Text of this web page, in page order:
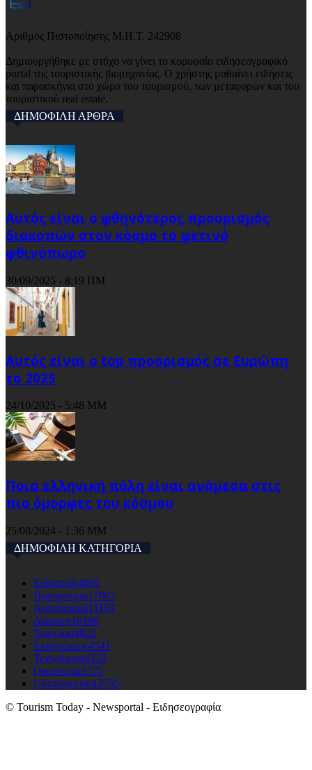
Αριθμός Πιστοποίησης Μ.Η.Τ. 242908
Δημιουργήθηκε με στόχο να γίνει το κορυφαίο ειδησεογραφικό
portal της τουριστικής βιομηχανίας. Ο χρήστης μαθαίνει ειδήσεις
και παρασκήνια στο χώρο του τουρισμού, των μεταφορών και του
τουριστικού real estate.
ΔΗΜΟΦΙΛΗ ΑΡΘΡΑ
Αυτός είναι ο φθηνότερος προορισμός
διακοπών στον κόσμο το φετινό
φθινόπωρο
30/09/2025 - 8:19 ΠΜ
Αυτός είναι ο top προορισμός σε Ευρώπη
το 2025
24/10/2025 - 5:48 ΜΜ
Ποια ελληνική πόλη είναι ανάμεσα στις
πιο όμορφες του κόσμου
25/08/2024 - 1:36 ΜΜ
ΔΗΜΟΦΙΛΗ ΚΑΤΗΓΟΡΙΑ
Ειδησεις64001
Προορισμοι17607
Αεροπορικά11101
Διαμονη10180
Ναυτιλια4822
Εκδηλώσεις4541
Τεχνολογια4523
Οικονομια3775
Uncategorised2555
© Tourism Today - Newsportal - Ειδησεογραφία